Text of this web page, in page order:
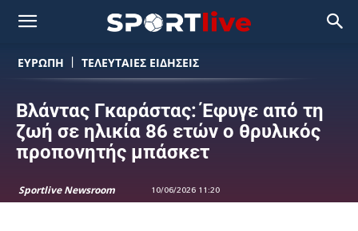
ΕΥΡΩΠΗ ΤΕΛΕΥΤΑΙΕΣ ΕΙΔΗΣΕΙΣ
Βλάντας Γκαράστας: Έφυγε από τη
ζωή σε ηλικία 86 ετών ο θρυλικός
προπονητής μπάσκετ
Sportlive Newsroom 10/06/2026 11:20